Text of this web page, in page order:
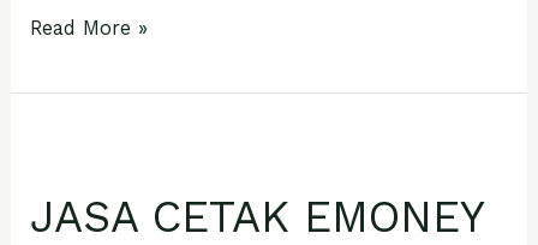
Read More »
JASA CETAK EMONEY
EMONEY